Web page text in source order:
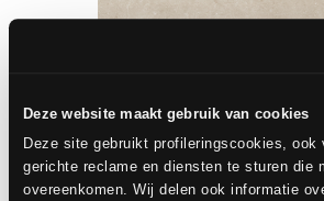
Deze website maakt gebruik van cookies
Deze site gebruikt profileringscookies, ook
gerichte reclame en diensten te sturen die
overeenkomen. Wij delen ook informatie